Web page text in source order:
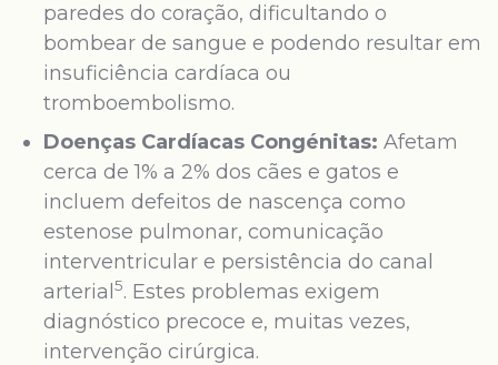
paredes do coração, dificultando o
bombear de sangue e podendo resultar em
insuficiência cardíaca ou
tromboembolismo.
Doenças Cardíacas Congénitas: Afetam
cerca de 1% a 2% dos cães e gatos e
incluem defeitos de nascença como
estenose pulmonar, comunicação
interventricular e persistência do canal
arterial 5. Estes problemas exigem
diagnóstico precoce e, muitas vezes,
intervenção cirúrgica.